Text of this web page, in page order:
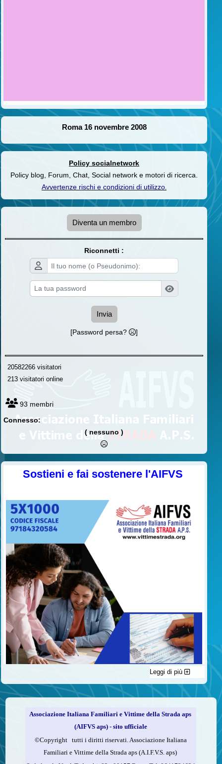
Roma 16 novembre 2008
Policy socialnetwork
Policy blog, Forum, Chat, Social network e motori di ricerca.
Avvertenze rischi e condizioni di utilizzo.
Diventa un membro
Riconnetti :
Invia
[Password persa? ]
20582266 visitatori
213 visitatori online
93 membri
Connesso:
( nessuno )
Sostieni e fai sostenere l'AIFVS
C'è un modo di contribuire alle attività dell’A.I.F.V.S. a favore
delle vittime della strada e per dare giustizia ai superstiti ed ai
loro familiari che non costa nulla: devolvere il 5 per mille della
Compila la scheda CUD o del modello 730.
Firma nel riquadro indicato come “Sostegno delle
Leggi di più
Associazione Italiana Familiari e Vittime della Strada aps
(AIFVS aps) - sito ufficiale
©​Copyright tutti i diritti riservati. Associazione Italiana
Familiari e Vittime della Strada aps (A.I.F.V.S. aps)